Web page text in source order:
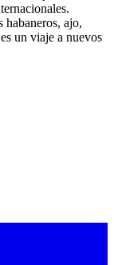
habaneros, ajo,
un viaje a nuevos